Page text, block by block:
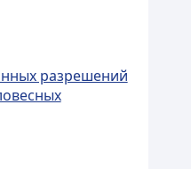
разрешений